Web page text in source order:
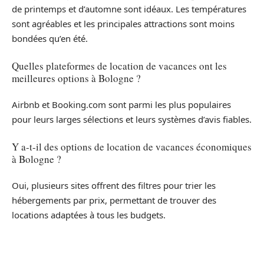
de printemps et d’automne sont idéaux. Les températures
sont agréables et les principales attractions sont moins
bondées qu’en été.
Quelles plateformes de location de vacances ont les
meilleures options à Bologne ?
Airbnb et Booking.com sont parmi les plus populaires
pour leurs larges sélections et leurs systèmes d’avis fiables.
Y a-t-il des options de location de vacances économiques
à Bologne ?
Oui, plusieurs sites offrent des filtres pour trier les
hébergements par prix, permettant de trouver des
locations adaptées à tous les budgets.